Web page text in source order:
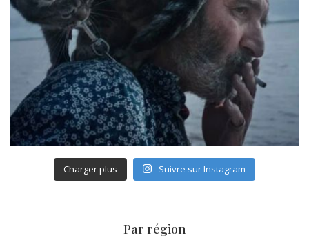
Charger plus Suivre sur Instagram
Par région